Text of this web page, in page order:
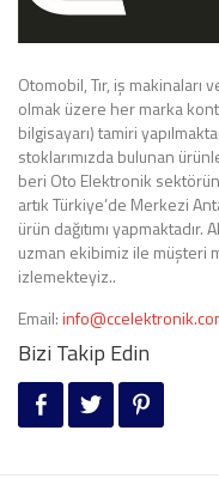
Otomobil, Tır, iş makinaları
olmak üzere her marka
bilgisayarı) tamiri
stoklarımızda bulunan
beri Oto Elektronik
artık Türkiye’de Merkezi
ürün dağıtımı
uzman ekibimiz ile müşteri
izlemekteyiz..
Email:
Bizi Takip Edin